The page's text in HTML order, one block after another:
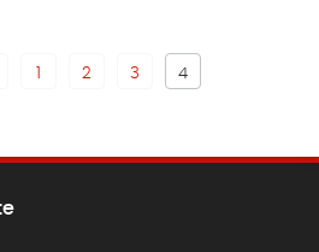
2 3 4